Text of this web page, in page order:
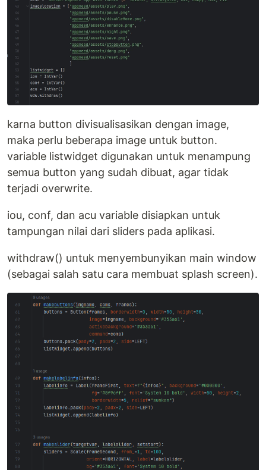
karna button divisualisasikan dengan image,
maka perlu beberapa image untuk button.
variable listwidget digunakan untuk menampung
semua button yang sudah dibuat, agar tidak
terjadi overwrite.
iou, conf, dan acu variable disiapkan untuk
tampungan nilai dari sliders pada aplikasi.
withdraw() untuk menyembunyikan main window
(sebagai salah satu cara membuat splash screen).